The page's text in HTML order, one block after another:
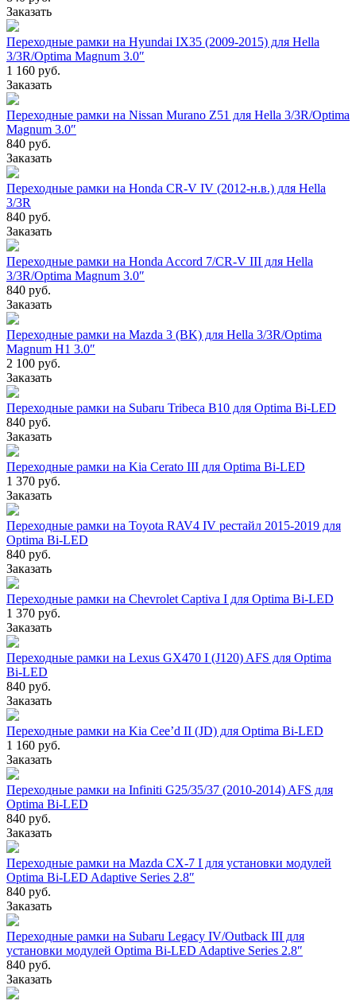
Заказать
Переходные рамки на Hyundai IX35 (2009-2015) для Hella
3/3R/Optima Magnum 3.0″
1 160 руб.
Заказать
Переходные рамки на Nissan Murano Z51 для Hella 3/3R/Optima
Magnum 3.0″
840 руб.
Заказать
Переходные рамки на Honda CR-V IV (2012-н.в.) для Hella
3/3R
840 руб.
Заказать
Переходные рамки на Honda Accord 7/CR-V III для Hella
3/3R/Optima Magnum 3.0″
840 руб.
Заказать
Переходные рамки на Mazda 3 (BK) для Hella 3/3R/Optima
Magnum H1 3.0″
2 100 руб.
Заказать
Переходные рамки на Subaru Tribeca B10 для Optima Bi-LED
840 руб.
Заказать
Переходные рамки на Kia Cerato III для Optima Bi-LED
1 370 руб.
Заказать
Переходные рамки на Toyota RAV4 IV рестайл 2015-2019 для
Optima Bi-LED
840 руб.
Заказать
Переходные рамки на Chevrolet Captiva I для Optima Bi-LED
1 370 руб.
Заказать
Переходные рамки на Lexus GX470 I (J120) AFS для Optima
Bi-LED
840 руб.
Заказать
Переходные рамки на Kia Cee’d II (JD) для Optima Bi-LED
1 160 руб.
Заказать
Переходные рамки на Infiniti G25/35/37 (2010-2014) AFS для
Optima Bi-LED
840 руб.
Заказать
Переходные рамки на Mazda CX-7 I для установки модулей
Optima Bi-LED Adaptive Series 2.8″
840 руб.
Заказать
Переходные рамки на Subaru Legacy IV/Outback III для
установки модулей Optima Bi-LED Adaptive Series 2.8″
840 руб.
Заказать